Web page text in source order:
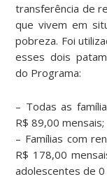
transferência de
que vivem em
pobreza. Foi
esses dois
do Programa:
– Todas as
R$ 89,00 mensais;
– Famílias com
R$ 178,00
adolescentes de 0